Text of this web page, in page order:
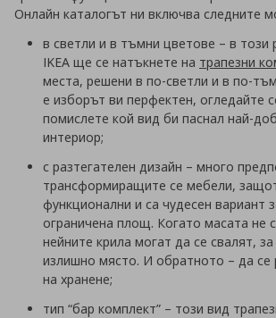
Онлайн каталогът ни включва следните
в светли и в тъмни цветове – в този
IKEA ще се натъкнете на трапезни
места, решени в по-светли и в по-
е изборът ви перфектен, огледайте
помислете кой вид би паснал най-
интериор;
с разтегателен дизайн – много
трансформиращите се мебели,
функционални и са чудесен вариант
ограничена площ. Когато масата не
нейните крила могат да се свалят,
излишно място. И обратното – да се
на хранене;
тип “бар комплект” – този вид